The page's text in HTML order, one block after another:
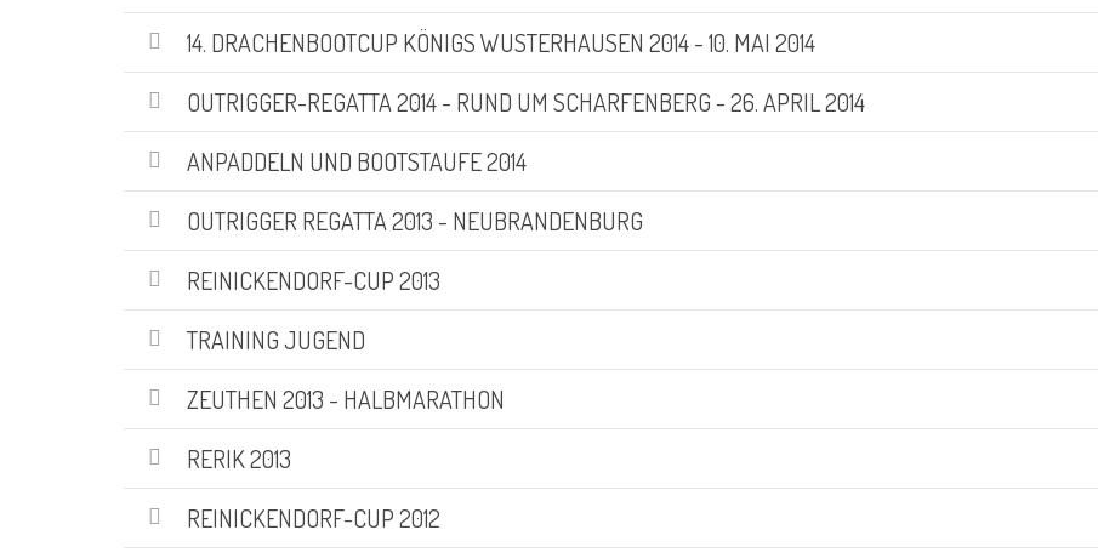
14. DRACHENBOOTCUP KÖNIGS WUSTERHAUSEN 2014 - 10. MAI 2014
OUTRIGGER-REGATTA 2014 - RUND UM SCHARFENBERG - 26. APRIL 2014
ANPADDELN UND BOOTSTAUFE 2014
OUTRIGGER REGATTA 2013 - NEUBRANDENBURG
REINICKENDORF-CUP 2013
TRAINING JUGEND
ZEUTHEN 2013 - HALBMARATHON
RERIK 2013
REINICKENDORF-CUP 2012
NEUSTER BEITRAG